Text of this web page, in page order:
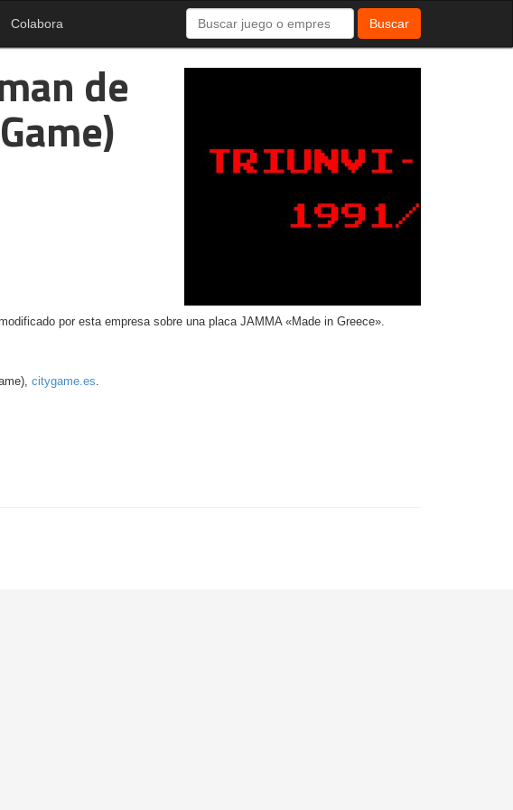
Colabora Buscar
de
por esta empresa sobre una placa JAMMA «Made in Greece».
citygame.es